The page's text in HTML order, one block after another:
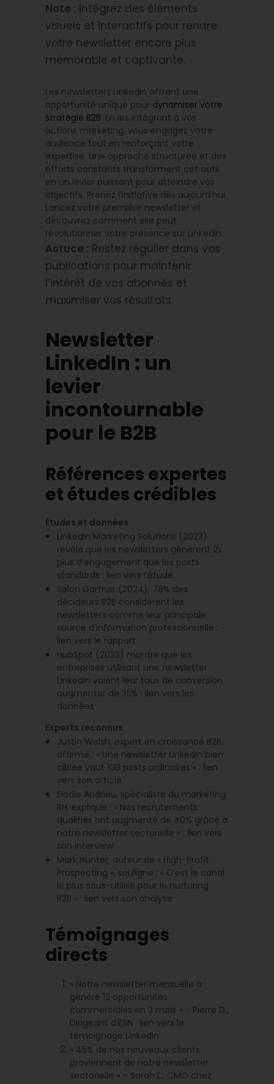
Note : Intégrez des éléments
visuels et interactifs pour rendre
votre newsletter encore plus
mémorable et captivante.
Les newsletters LinkedIn offrent une
opportunité unique pour dynamiser votre
stratégie B2B. En les intégrant à vos
actions marketing, vous engagez votre
audience tout en renforçant votre
expertise. Une approche structurée et des
efforts constants transforment cet outil
en un levier puissant pour atteindre vos
objectifs. Prenez l’initiative dès aujourd’hui.
Lancez votre première newsletter et
découvrez comment elle peut
révolutionner votre présence sur LinkedIn.
Astuce : Restez régulier dans vos
publications pour maintenir
l’intérêt de vos abonnés et
maximiser vos résultats.
Newsletter
LinkedIn : un
levier
incontournable
pour le B2B
Références expertes
et études crédibles
Études et données
LinkedIn Marketing Solutions (2023)
révèle que les newsletters génèrent 2x
plus d’engagement que les posts
standards : lien vers l’étude
Selon Gartner (2024), 78% des
décideurs B2B considèrent les
newsletters comme leur principale
source d’information professionnelle :
lien vers le rapport
HubSpot (2023) montre que les
entreprises utilisant une newsletter
LinkedIn voient leur taux de conversion
augmenter de 35% : lien vers les
données
Experts reconnus
Justin Welsh, expert en croissance B2B,
affirme : « Une newsletter LinkedIn bien
ciblée vaut 100 posts ordinaires » : lien
vers son article
Élodie Andrieu, spécialiste du marketing
RH, explique : « Nos recrutements
qualifiés ont augmenté de 40% grâce à
notre newsletter sectorielle » : lien vers
son interview
Mark Hunter, auteur de « High-Profit
Prospecting », souligne : « C’est le canal
le plus sous-utilisé pour le nurturing
B2B » : lien vers son analyse
Témoignages
directs
« Notre newsletter mensuelle a
généré 12 opportunités
commerciales en 3 mois » – Pierre D.,
Dirigeant d’ESN : lien vers le
témoignage LinkedIn
« 45% de nos nouveaux clients
proviennent de notre newsletter
sectorielle » – Sarah L., CMO chez